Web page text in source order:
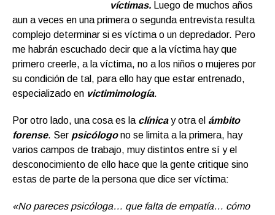
víctimas. Luego de muchos años
aun a veces en una primera o segunda entrevista resulta
complejo determinar si es víctima o un depredador. Pero
me habrán escuchado decir que a la víctima hay que
primero creerle, a la víctima, no a los niños o mujeres por
su condición de tal, para ello hay que estar entrenado,
especializado en victimimología.
Por otro lado, una cosa es la clínicay otra el ámbito
forense. Ser psicólogo no se limita a la primera, hay
varios campos de trabajo, muy distintos entre sí y el
desconocimiento de ello hace que la gente critique sino
estas de parte de la persona que dice ser víctima:
«No pareces psicóloga… que falta de empatía… cómo